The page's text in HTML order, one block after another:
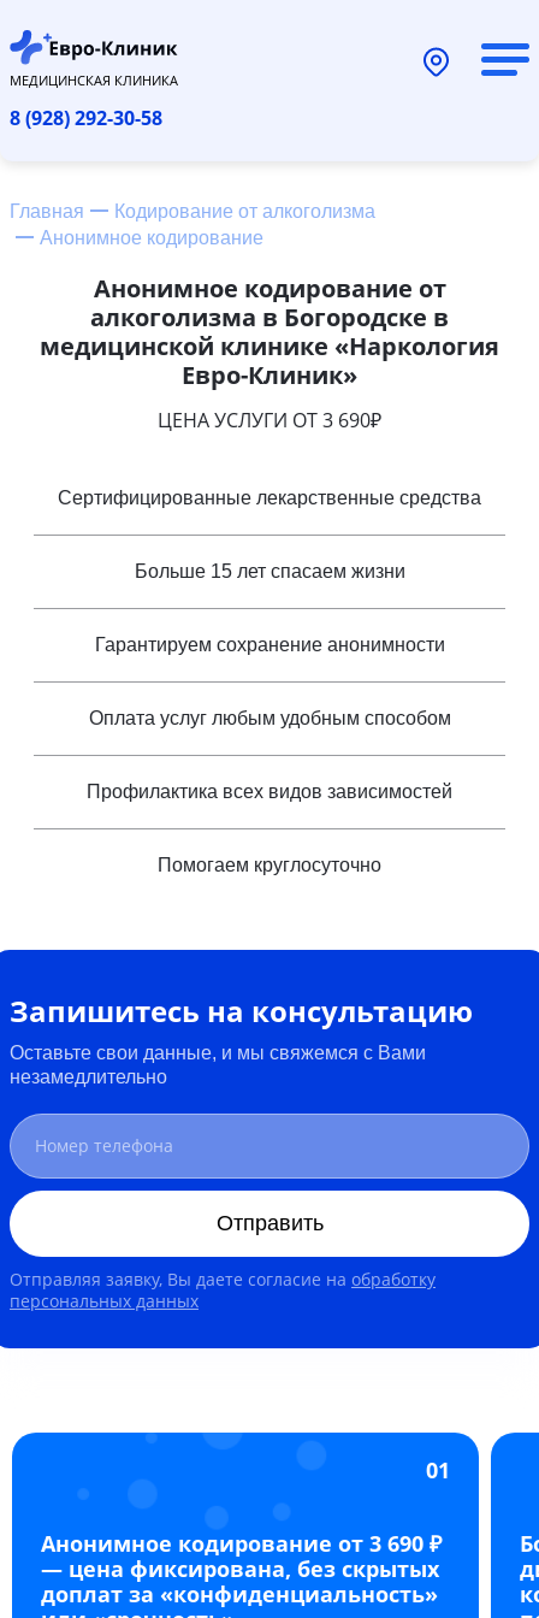
МЕДИЦИНСКАЯ КЛИНИКА
8 (928) 292-30-58
Главная
Кодирование от алкоголизма
Анонимное кодирование
Анонимное кодирование от
алкоголизма в Богородске в
медицинской клинике «Наркология
Евро-Клиник»
ЦЕНА УСЛУГИ ОТ 3 690₽
Сертифицированные лекарственные средства
Больше 15 лет спасаем жизни
Гарантируем сохранение анонимности
Оплата услуг любым удобным способом
Профилактика всех видов зависимостей
Помогаем круглосуточно
Запишитесь на консультацию
Оставьте свои данные, и мы свяжемся с Вами
незамедлительно
Отправить
Отправляя заявку, Вы даете согласие на обработку
персональных данных
01
Анонимное кодирование от 3 690 ₽
— цена фиксирована, без скрытых
доплат за «конфиденциальность»